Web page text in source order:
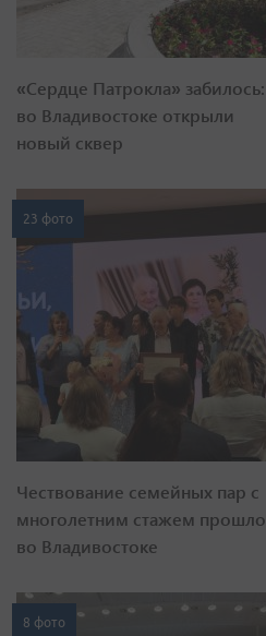
«Сердце Патрокла» забилось:
во Владивостоке открыли
новый сквер
23 фото
Чествование семейных пар с
многолетним стажем прошло
во Владивостоке
8 фото